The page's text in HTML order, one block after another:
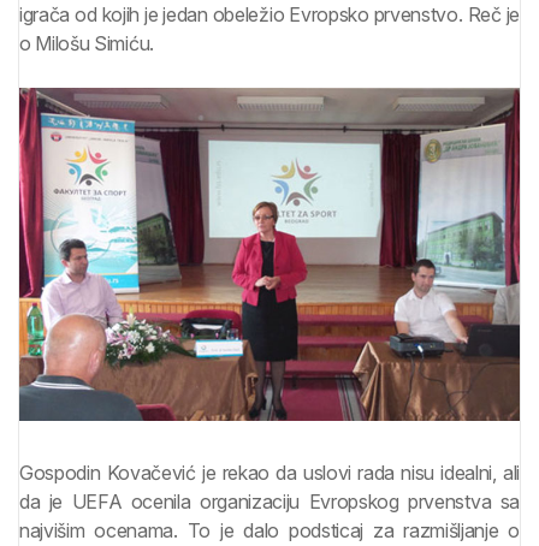
igrača od kojih je jedan obeležio Evropsko prvenstvo. Reč je
o Milošu Simiću.
Gospodin Kovačević je rekao da uslovi rada nisu idealni, ali
da je UEFA ocenila organizaciju Evropskog prvenstva sa
najvišim ocenama. To je dalo podsticaj za razmišljanje o